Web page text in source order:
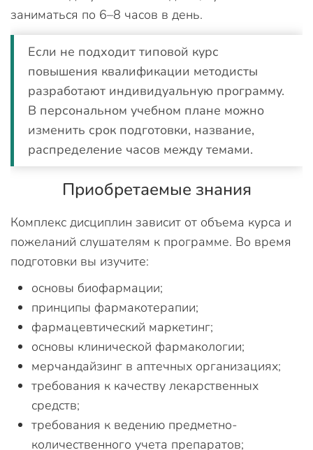
заниматься по 6–8 часов в день.
Если не подходит типовой курс
повышения квалификации методисты
разработают индивидуальную программу.
В персональном учебном плане можно
изменить срок подготовки, название,
распределение часов между темами.
Приобретаемые знания
Комплекс дисциплин зависит от объема курса и
пожеланий слушателям к программе. Во время
подготовки вы изучите:
основы биофармации;
принципы фармакотерапии;
фармацевтический маркетинг;
основы клинической фармакологии;
мерчандайзинг в аптечных организациях;
требования к качеству лекарственных
средств;
требования к ведению предметно-
количественного учета препаратов;